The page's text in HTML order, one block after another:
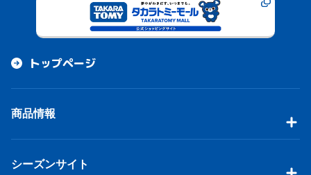
トップページ
商品情報
シーズンサイト